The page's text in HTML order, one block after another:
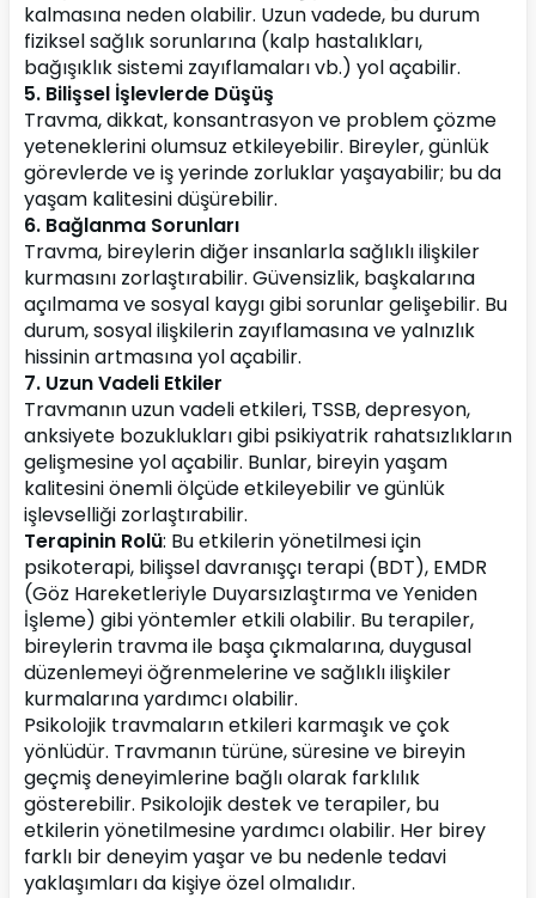
kalmasına neden olabilir. Uzun vadede, bu durum
fiziksel sağlık sorunlarına (kalp hastalıkları,
bağışıklık sistemi zayıflamaları vb.) yol açabilir.
5. Bilişsel İşlevlerde Düşüş
Travma, dikkat, konsantrasyon ve problem çözme
yeteneklerini olumsuz etkileyebilir. Bireyler, günlük
görevlerde ve iş yerinde zorluklar yaşayabilir; bu da
yaşam kalitesini düşürebilir.
6. Bağlanma Sorunları
Travma, bireylerin diğer insanlarla sağlıklı ilişkiler
kurmasını zorlaştırabilir. Güvensizlik, başkalarına
açılmama ve sosyal kaygı gibi sorunlar gelişebilir. Bu
durum, sosyal ilişkilerin zayıflamasına ve yalnızlık
hissinin artmasına yol açabilir.
7. Uzun Vadeli Etkiler
Travmanın uzun vadeli etkileri, TSSB, depresyon,
anksiyete bozuklukları gibi psikiyatrik rahatsızlıkların
gelişmesine yol açabilir. Bunlar, bireyin yaşam
kalitesini önemli ölçüde etkileyebilir ve günlük
işlevselliği zorlaştırabilir.
Terapinin Rolü: Bu etkilerin yönetilmesi için
psikoterapi, bilişsel davranışçı terapi (BDT), EMDR
(Göz Hareketleriyle Duyarsızlaştırma ve Yeniden
İşleme) gibi yöntemler etkili olabilir. Bu terapiler,
bireylerin travma ile başa çıkmalarına, duygusal
düzenlemeyi öğrenmelerine ve sağlıklı ilişkiler
kurmalarına yardımcı olabilir.
Psikolojik travmaların etkileri karmaşık ve çok
yönlüdür. Travmanın türüne, süresine ve bireyin
geçmiş deneyimlerine bağlı olarak farklılık
gösterebilir. Psikolojik destek ve terapiler, bu
etkilerin yönetilmesine yardımcı olabilir. Her birey
farklı bir deneyim yaşar ve bu nedenle tedavi
yaklaşımları da kişiye özel olmalıdır.